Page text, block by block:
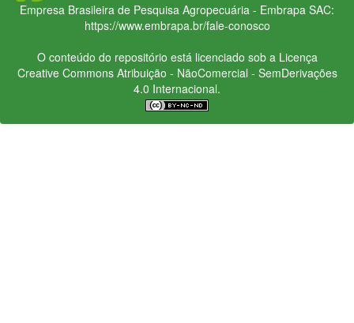
Empresa Brasileira de Pesquisa Agropecuária - Embrapa SAC:
https://www.embrapa.br/fale-conosco
O conteúdo do repositório está licenciado sob a Licença
Creative CommonsAtribuição - NãoComercial - SemDerivações
4.0 Internacional.